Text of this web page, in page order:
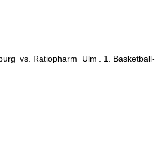
vs. Ratiopharm Ulm . 1. Basketball-